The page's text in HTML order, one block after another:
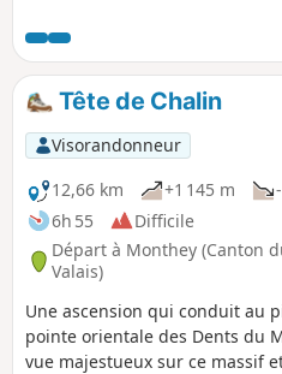
cathédrale et la Dent Jaune. À
merveilleusement située au
profiterez d'un coucher de
aussi sur les Portes du Soleil.
Tête de Chalin
Visorandonneur
12,66 km
+1 145 m
6h 55
Difficile
Départ à Monthey (Canton
Valais)
Une ascension qui conduit au
pointe orientale des Dents du
vue majestueux sur ce massif